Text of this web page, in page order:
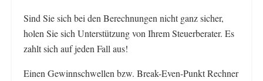
Sind Sie sich bei den Berechnungen nicht ganz sicher,
holen Sie sich Unterstützung von Ihrem Steuerberater. Es
zahlt sich auf jeden Fall aus!
Einen Gewinnschwellen bzw. Break-Even-Punkt Rechner